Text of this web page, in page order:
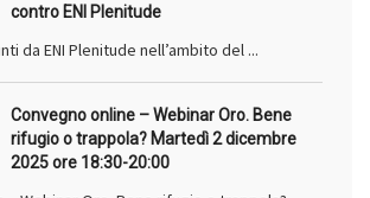
contro ENI Plenitude
da ENI Plenitude nell’ambito del ...
Convegno online – Webinar Oro. Bene
rifugio o trappola? Martedì 2 dicembre
2025 ore 18:30-20:00